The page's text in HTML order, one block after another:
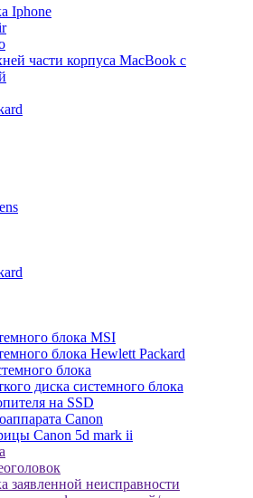
Iphone
части корпуса MacBook с
блока MSI
блока Hewlett Packard
блока
диска системного блока
на SSD
Canon
Canon 5d mark ii
заявленной неисправности